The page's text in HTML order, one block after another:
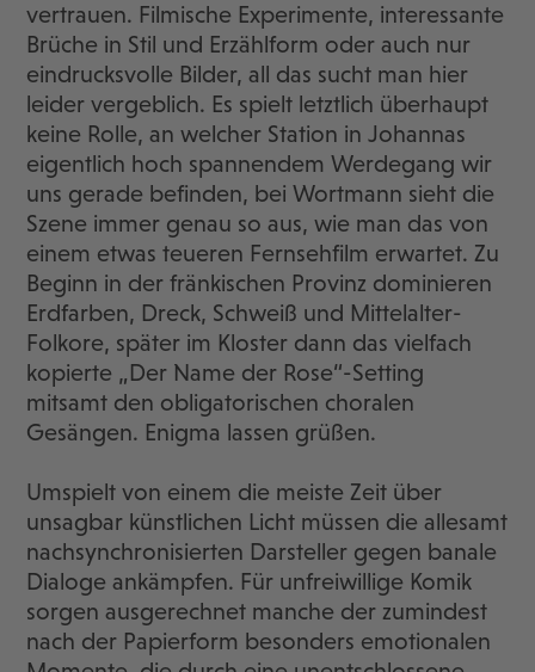
vertrauen. Filmische Experimente, interessante
Brüche in Stil und Erzählform oder auch nur
eindrucksvolle Bilder, all das sucht man hier
leider vergeblich. Es spielt letztlich überhaupt
keine Rolle, an welcher Station in Johannas
eigentlich hoch spannendem Werdegang wir
uns gerade befinden, bei Wortmann sieht die
Szene immer genau so aus, wie man das von
einem etwas teueren Fernsehfilm erwartet. Zu
Beginn in der fränkischen Provinz dominieren
Erdfarben, Dreck, Schweiß und Mittelalter-
Folkore, später im Kloster dann das vielfach
kopierte „Der Name der Rose“-Setting
mitsamt den obligatorischen choralen
Gesängen. Enigma lassen grüßen.
Umspielt von einem die meiste Zeit über
unsagbar künstlichen Licht müssen die allesamt
nachsynchronisierten Darsteller gegen banale
Dialoge ankämpfen. Für unfreiwillige Komik
sorgen ausgerechnet manche der zumindest
nach der Papierform besonders emotionalen